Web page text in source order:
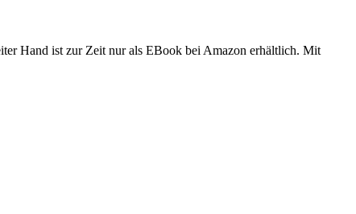
Hand ist zur Zeit nur als EBook bei Amazon erhältlich. Mit